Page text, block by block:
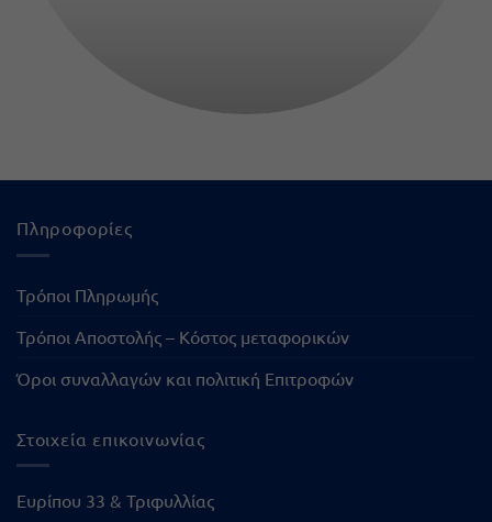
Πληροφορίες
Τρόποι Πληρωμής
Τρόποι Αποστολής – Κόστος μεταφορικών
Όροι συναλλαγών και πολιτική Επιτροφών
Στοιχεία επικοινωνίας
Ευρίπου 33 & Τριφυλλίας